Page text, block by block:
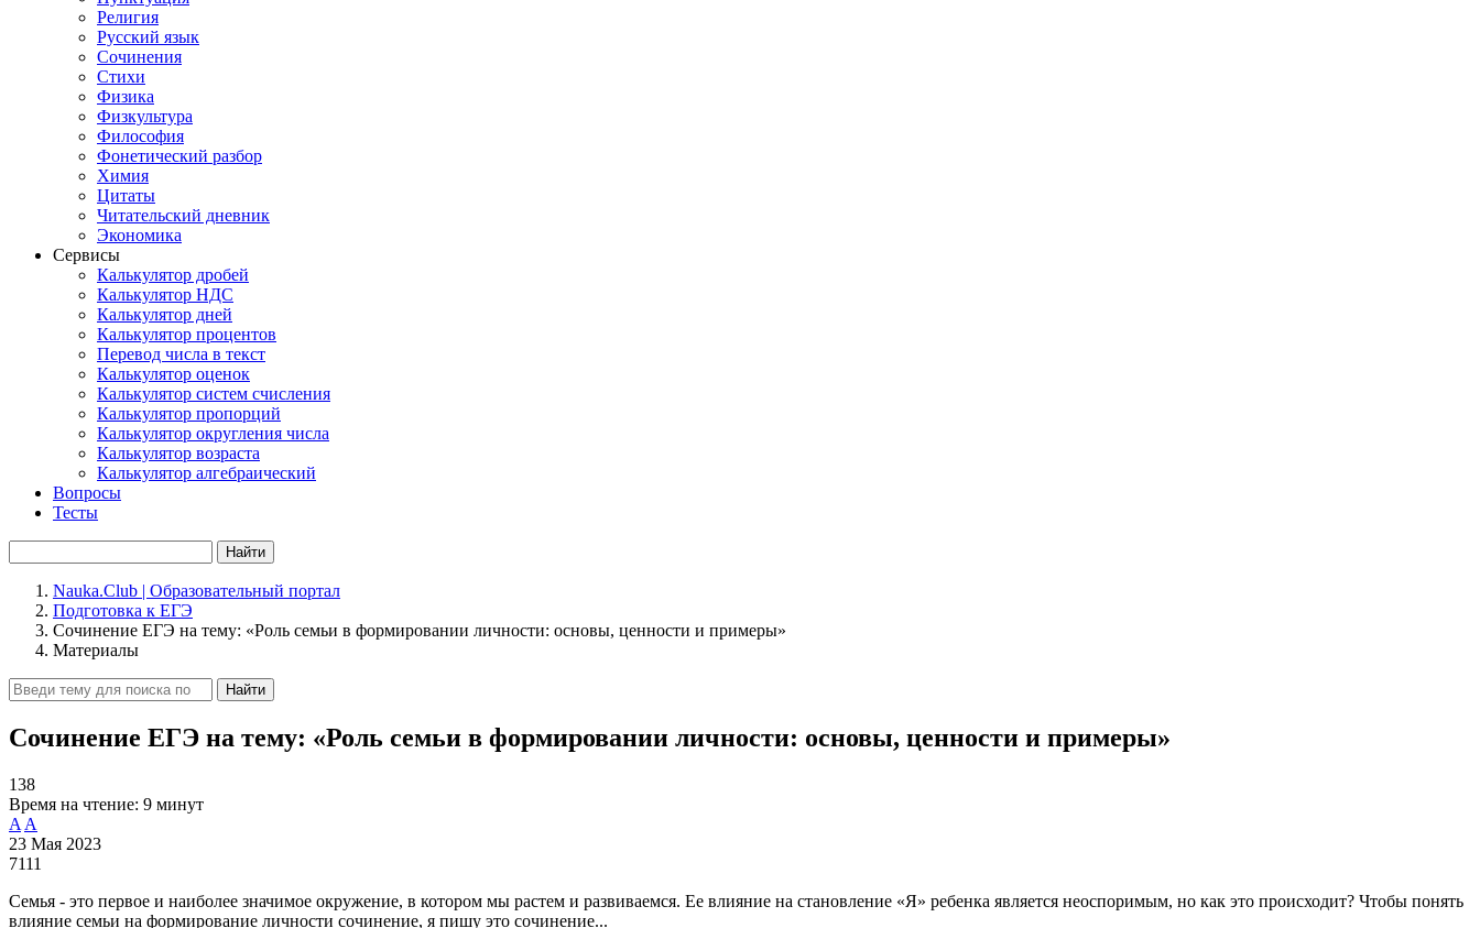
Религия
Русский язык
Сочинения
Стихи
Физика
Физкультура
Философия
Фонетический разбор
Химия
Цитаты
Читательский дневник
Экономика
Сервисы
Калькулятор дробей
Калькулятор НДС
Калькулятор дней
Калькулятор процентов
Перевод числа в текст
Калькулятор оценок
Калькулятор систем счисления
Калькулятор пропорций
Калькулятор округления числа
Калькулятор возраста
Калькулятор алгебраический
Вопросы
Тесты
Найти
Nauka.Club | Образовательный портал
Подготовка к ЕГЭ
Сочинение ЕГЭ на тему: «Роль семьи в формировании личности: основы, ценности и примеры»
Материалы
Найти
Сочинение ЕГЭ на тему: «Роль семьи в формировании личности: основы, ценности и примеры»
138
Время на чтение: 9 минут
A A
23 Мая 2023
7111
Семья - это первое и наиболее значимое окружение, в котором мы растем и развиваемся. Ее влияние на становление «Я» ребенка является неоспоримым, но как это происходит? Чтобы понять
влияние семьи на формирование личности сочинение, я пишу это сочинение...